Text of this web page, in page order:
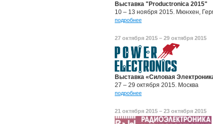
Выставка "Productronica 2015"
10 – 13 ноября 2015. Мюнхен,
подробнее
27 октября 2015 – 29 октября 2015
Выставка «Силовая
27 – 29 октября 2015. Москва
подробнее
21 октября 2015 – 23 октября 2015